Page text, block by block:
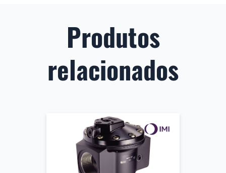
Produtos
relacionados